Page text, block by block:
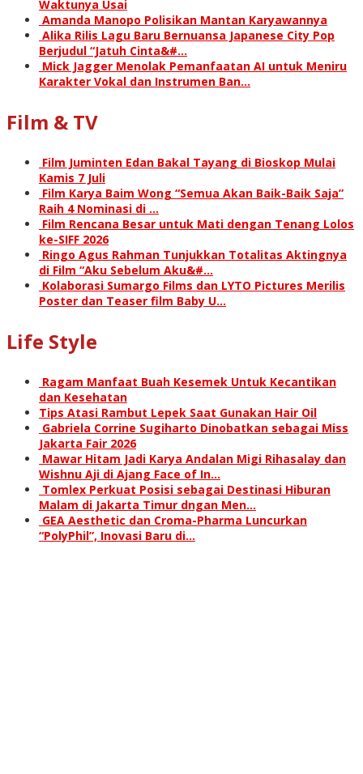
Waktunya Usai
Amanda Manopo Polisikan Mantan Karyawannya
Alika Rilis Lagu Baru Bernuansa Japanese City Pop
Berjudul “Jatuh Cinta&#…
Mick Jagger Menolak Pemanfaatan AI untuk Meniru
Karakter Vokal dan Instrumen Ban…
Film & TV
Film Juminten Edan Bakal Tayang di Bioskop Mulai
Kamis 7 Juli
Film Karya Baim Wong “Semua Akan Baik-Baik Saja”
Raih 4 Nominasi di …
Film Rencana Besar untuk Mati dengan Tenang Lolos
ke-SIFF 2026
Ringo Agus Rahman Tunjukkan Totalitas Aktingnya
di Film “Aku Sebelum Aku&#…
Kolaborasi Sumargo Films dan LYTO Pictures Merilis
Poster dan Teaser film Baby U…
Life Style
Ragam Manfaat Buah Kesemek Untuk Kecantikan
dan Kesehatan
Tips Atasi Rambut Lepek Saat Gunakan Hair Oil
Gabriela Corrine Sugiharto Dinobatkan sebagai Miss
Jakarta Fair 2026
Mawar Hitam Jadi Karya Andalan Migi Rihasalay dan
Wishnu Aji di Ajang Face of In…
Tomlex Perkuat Posisi sebagai Destinasi Hiburan
Malam di Jakarta Timur dngan Men…
GEA Aesthetic dan Croma-Pharma Luncurkan
“PolyPhil”, Inovasi Baru di…